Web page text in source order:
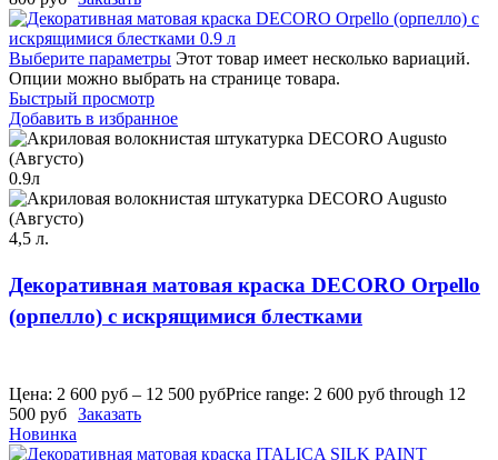
Выберите параметры Этот товар имеет несколько вариаций.
Опции можно выбрать на странице товара.
Быстрый просмотр
Добавить в избранное
0.9л
4,5 л.
Декоративная матовая краска DECORO Orpello
(орпелло) с искрящимися блестками
Цена: 2 600 руб – 12 500 рубPrice range: 2 600 руб through 12
500 руб Заказать
Новинка